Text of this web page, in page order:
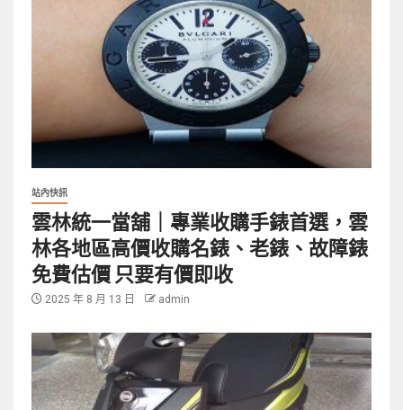
站內快訊
雲林統一當舖｜專業收購手錶首選，雲
林各地區高價收購名錶、老錶、故障錶
免費估價 只要有價即收
2025 年 8 月 13 日 admin